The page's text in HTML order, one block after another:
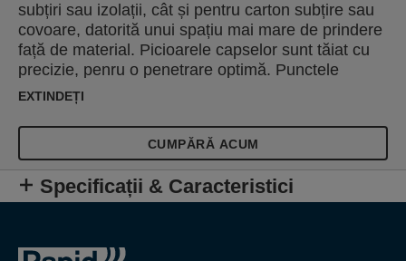
subțiri sau izolații, cât și pentru carton subțire sau
covoare, datorită unui spațiu mai mare de prindere
față de material. Picioarele capselor sunt tăiat cu
precizie, penru o penetrare optimă. Punctele
divergente, DP, fac picioarele capselor să se
deplaseze în direcții opuse, pentru a asigura un
nivel de prindere mai mare.
EXTINDEȚI
CUMPĂRĂ ACUM
Specificații & Caracteristici